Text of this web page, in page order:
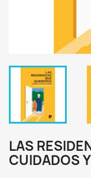
LAS
CUIDADOS